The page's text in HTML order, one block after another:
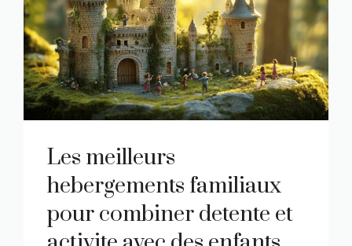
Les meilleurs
hebergements familiaux
pour combiner detente et